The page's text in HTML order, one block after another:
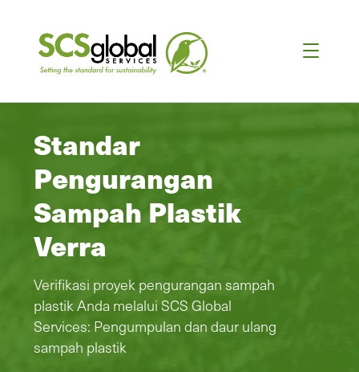
Standar
Pengurangan
Sampah Plastik
Verra
Verifikasi proyek pengurangan sampah
plastik Anda melalui SCS Global
Services: Pengumpulan dan daur ulang
sampah plastik